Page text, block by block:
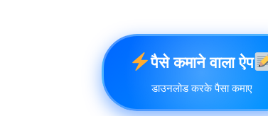
पैसे कमाने वाला ऐप
डाउनलोड करके पैसा कमाए